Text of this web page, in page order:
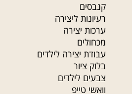
קנבסים
רעיונות ליצירה
ערכות יצירה
מכחולים
עבודת יצירה לילדים
בלוק ציור
צבעים לילדים
וואשי טייפ